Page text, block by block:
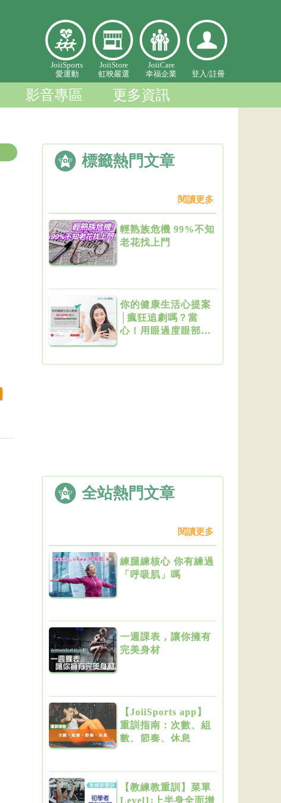
愛
運
動
虹映嚴
選
幸福企
業
人中心
JoiiSports
愛運動
JoiiStore
虹映嚴選
JoiiCare
幸福企業
登入/註冊
影音專區 更多資訊
標籤熱門文章
閱讀更多
輕熟族危機 99%不知
老花找上門
你的健康生活心提案
│瘋狂追劇嗎？當
心！用眼過度眼部疾
全站熱門文章
閱讀更多
練腿練核心 你有練過
「呼吸肌」嗎
一週課表，讓你擁有
完美身材
【JoiiSports app】
重訓指南：次數、組
數、節奏、休息
【教練教重訓】菜單
Level1:上半身全面增